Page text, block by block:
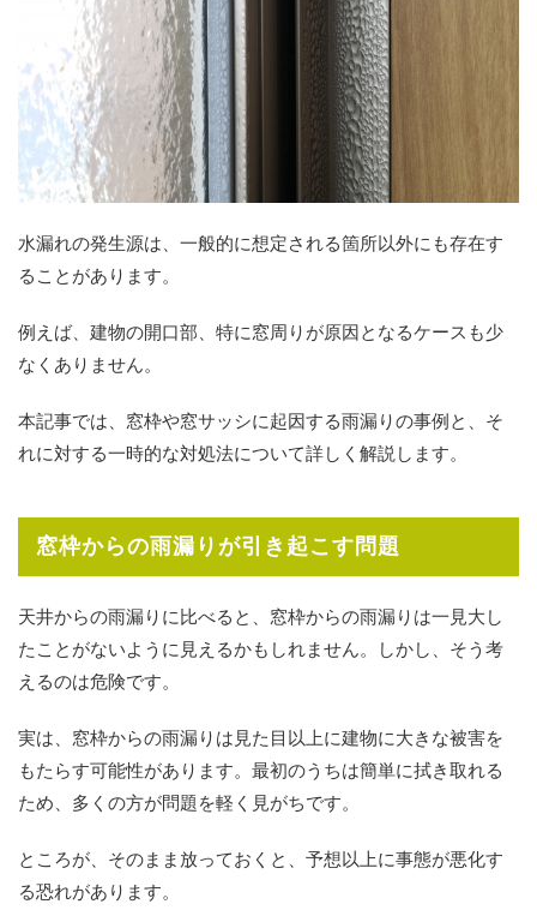
水漏れの発生源は、一般的に想定される箇所以外にも存在す
ることがあります。
例えば、建物の開口部、特に窓周りが原因となるケースも少
なくありません。
本記事では、窓枠や窓サッシに起因する雨漏りの事例と、そ
れに対する一時的な対処法について詳しく解説します。
窓枠からの雨漏りが引き起こす問題
天井からの雨漏りに比べると、窓枠からの雨漏りは一見大し
たことがないように見えるかもしれません。しかし、そう考
えるのは危険です。
実は、窓枠からの雨漏りは見た目以上に建物に大きな被害を
もたらす可能性があります。最初のうちは簡単に拭き取れる
ため、多くの方が問題を軽く見がちです。
ところが、そのまま放っておくと、予想以上に事態が悪化す
る恐れがあります。